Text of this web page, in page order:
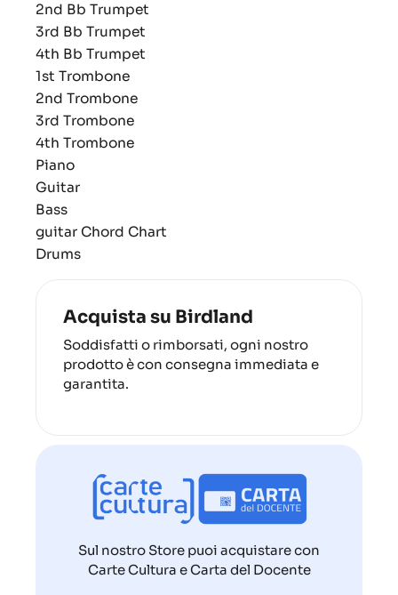
2nd Bb Trumpet
3rd Bb Trumpet
4th Bb Trumpet
1st Trombone
2nd Trombone
3rd Trombone
4th Trombone
Piano
Guitar
Bass
guitar Chord Chart
Drums
Acquista su Birdland
Soddisfatti o rimborsati, ogni nostro
prodotto è con consegna immediata e
garantita.
Sul nostro Store puoi acquistare con
Carte Cultura e Carta del Docente